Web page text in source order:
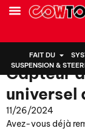
FAIT DU
SUSPENSION &
Maison >
Capteur
universel
11/26/2024
Avez-vous déjà